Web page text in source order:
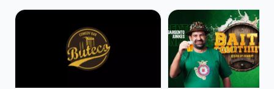
Veja mais sobre APOSTOLO ARNALDO - PESADO
Veja mais sobre